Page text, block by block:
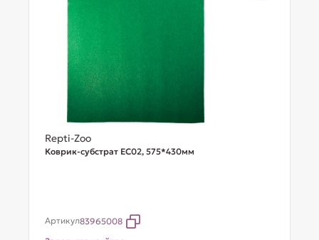
Repti-Zoo
Коврик-субстрат EC02, 575*430мм
Артикул83965008